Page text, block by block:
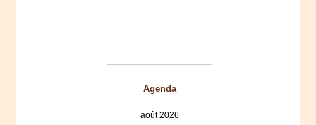
Agenda
août 2026